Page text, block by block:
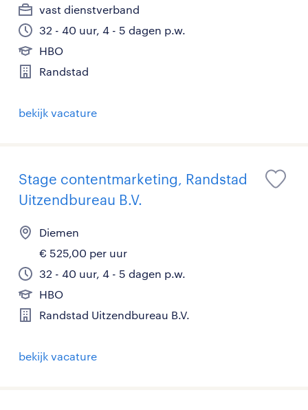
vast dienstverband
32 - 40 uur, 4 - 5 dagen p.w.
HBO
Randstad
bekijk vacature
Stage contentmarketing, Randstad
Uitzendbureau B.V.
Diemen
€ 525,00 per uur
32 - 40 uur, 4 - 5 dagen p.w.
HBO
Randstad Uitzendbureau B.V.
bekijk vacature